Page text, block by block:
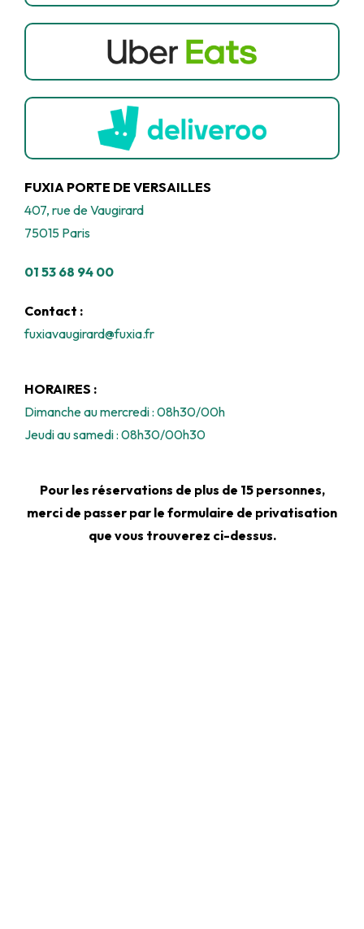
FUXIA PORTE DE VERSAILLES
407, rue de Vaugirard
75015 Paris
01 53 68 94 00
Contact :
fuxiavaugirard@fuxia.fr
HORAIRES :
Dimanche au mercredi : 08h30/00h
Jeudi au samedi : 08h30/00h30
Pour les réservations de plus de 15 personnes,
merci de passer par le formulaire de privatisation
que vous trouverez ci-dessus.